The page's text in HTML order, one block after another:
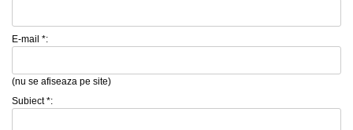
E-mail *:
(nu se afiseaza pe site)
Subiect *: